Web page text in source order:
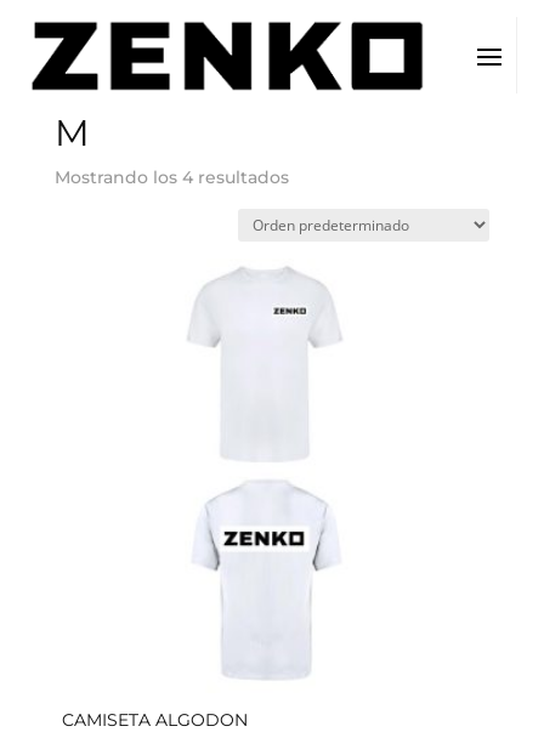
Inicio / Tamaño del producto / M
M
Mostrando los 4 resultados
CAMISETA ALGODON